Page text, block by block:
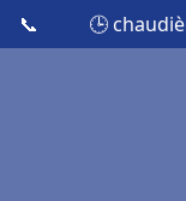
📞 🕒